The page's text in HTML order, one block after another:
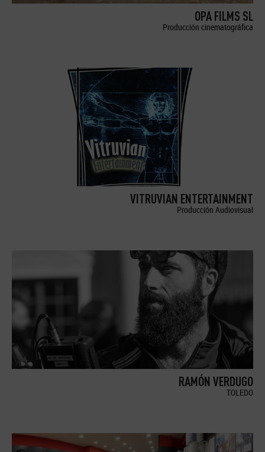
OPA FILMS SL
Producción cinematográfica
VITRUVIAN ENTERTAINMENT
Producción Audiovisual
RAMÓN VERDUGO
TOLEDO